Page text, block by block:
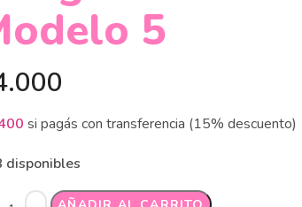
5
si pagás con transferencia (15% descuento)
disponibles